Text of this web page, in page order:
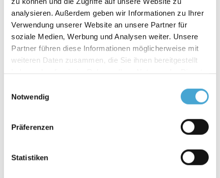
analysieren. Außerdem geben wir Informationen zu Ihrer
Verwendung unserer Website an unsere Partner für
soziale Medien, Werbung und Analysen weiter. Unsere
Partner führen diese Informationen möglicherweise mit
weiteren Daten zusammen, die Sie ihnen bereitgestellt
Notwendig
Präferenzen
Statistiken
knowledge acquired is thoroughly tested and
consolidated.